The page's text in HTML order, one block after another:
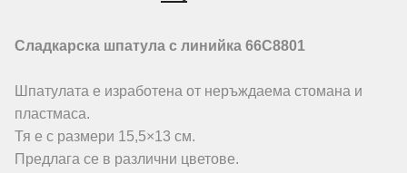
Сладкарска шпатула с линийка 66C8801
Шпатулата е изработена от неръждаема стомана и
пластмаса.
Тя е с размери 15,5×13 см.
Предлага се в различни цветове.